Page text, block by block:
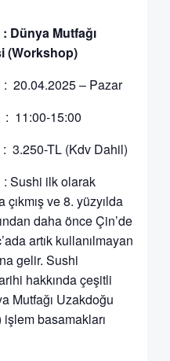
Dünya Mutfağı
(Workshop)
– Pazar
15:00
TL (Kdv Dahil)
ilk olarak
ve 8. yüzyılda
daha önce Çin’de
artık kullanılmayan
gelir. Sushi
hakkında çeşitli
Mutfağı Uzakdoğu
basamakları